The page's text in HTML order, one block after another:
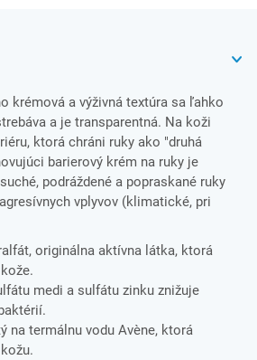
krémová a výživná textúra sa ľahko
a je transparentná. Na koži
ktorá chráni ruky ako "druhá
barierový krém na ruky je
podráždené a popraskané ruky
vplyvov (klimatické, pri
originálna aktívna látka, ktorá
medi a sulfátu zinku znižuje
na termálnu vodu Avène, ktorá